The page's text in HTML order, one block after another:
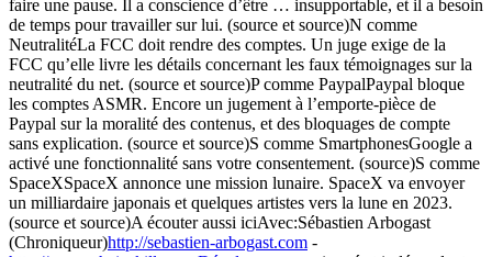
faire une pause. Il a conscience d’être … insupportable, et il a besoin
de temps pour travailler sur lui. (source et source)N comme
NeutralitéLa FCC doit rendre des comptes. Un juge exige de la
FCC qu’elle livre les détails concernant les faux témoignages sur la
neutralité du net. (source et source)P comme PaypalPaypal bloque
les comptes ASMR. Encore un jugement à l’emporte-pièce de
Paypal sur la moralité des contenus, et des bloquages de compte
sans explication. (source et source)S comme SmartphonesGoogle a
activé une fonctionnalité sans votre consentement. (source)S comme
SpaceXSpaceX annonce une mission lunaire. SpaceX va envoyer
un milliardaire japonais et quelques artistes vers la lune en 2023.
(source et source)A écouter aussi iciAvec:Sébastien Arbogast
(Chroniqueur)http://sebastien-arbogast.com -